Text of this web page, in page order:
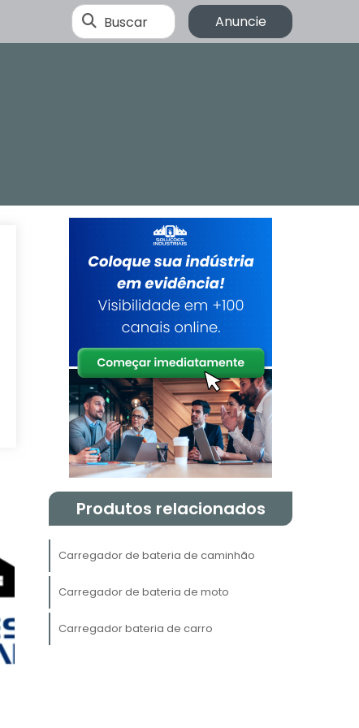
Buscar Anuncie
Produtos relacionados
Carregador de bateria de caminhão
Carregador de bateria de moto
Carregador bateria de carro